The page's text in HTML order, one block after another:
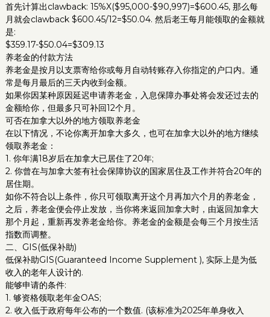
首先计算出clawback: 15%X($95,000-$90,997)=$600.45, 那么每
月就会clawback $600.45/12=$50.04. 然后老王每月能领取的金额就
是:
$359.17-$50.04=$309.13
养老金的付款方法
养老金是按月以支票寄给你或每月自动转账存入你指定的户口内。通
常是每月最后的三天内收到金额。
如果你因某种原因延迟申请养老金，入息保障办事处将会发还过去的
金额给你，但最多只可补回12个月。
可否在加拿大以外的地方领取养老金
在以下情况，不论你离开加拿大多久，也可在加拿大以外的地方继续
领取养老金：
1. 你年满18岁后在加拿大已居住了20年;
2. 你曾在与加拿大签有社会保障协议的国家居住及工作并符合20年的
居住期。
如你不符合以上条件，你只可领取离开这个月再加六个月的养老金，
之后，养老金便会停止发放，当你将来返回加拿大时，由返回加拿大
那个月起，重新再发养老金给你。养老金的金额是会每三个月按生活
指数而调整。
二、GIS(低保补助)
低保补助GIS(Guaranteed Income Supplement ), 实际上是为低
收入的老年人设计的.
能够申请的条件:
1. 够资格领取老年金OAS;
2. 收入低于政府每年公布的一个数值. (该标准为2025年单身收入